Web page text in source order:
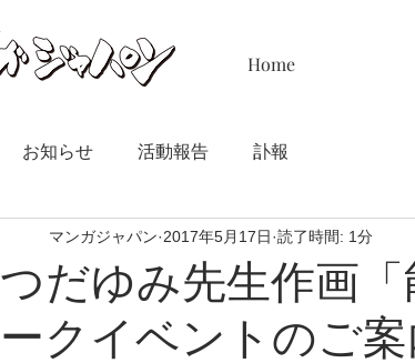
Home
お知らせ 活動報告 訃報
つだゆみ先生作画
ークイベントのご案
マンガジャパン 2017年5月17日 読了時間: 1分